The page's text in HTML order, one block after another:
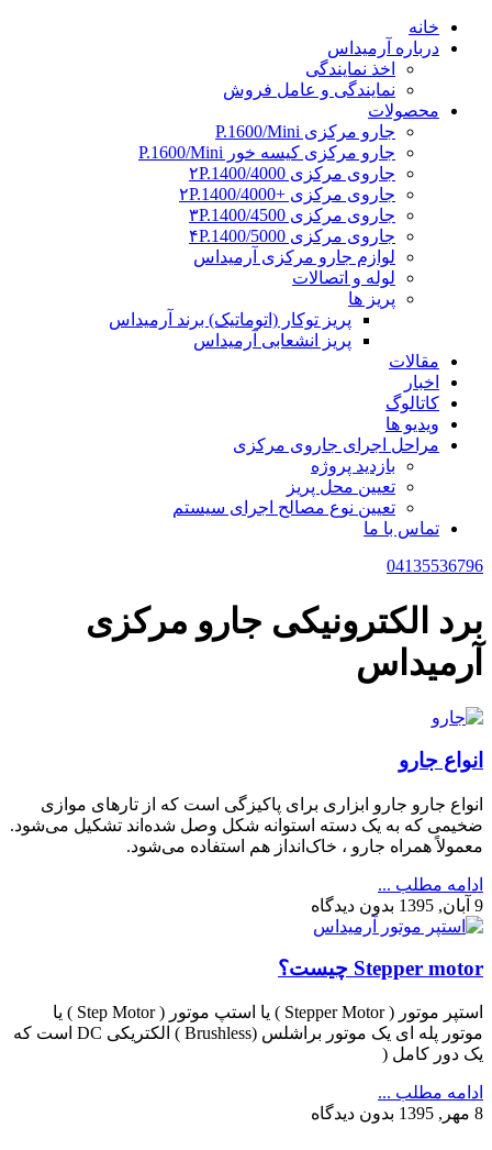
خانه
درباره آرمیداس
اخذ نمایندگی
نمایندگی و عامل فروش
محصولات
جارو مرکزی P.1600/Mini
جارو مرکزی کیسه خور P.1600/Mini
جاروی مرکزی ۲P.1400/4000
جاروی مرکزی +۲P.1400/4000
جاروی مرکزی ۳P.1400/4500
جاروی مرکزی ۴P.1400/5000
لوازم جارو مرکزی آرمیداس
لوله و اتصالات
پریز ها
پریز توکار (اتوماتیک) برند آرمیداس
پریز انشعابی آرمیداس
مقالات
اخبار
کاتالوگ
ویدیو ها
مراحل اجرای جاروی مرکزی
بازدید پروژه
تعیین محل پریز
تعیین نوع مصالح اجرای سیستم
تماس با ما
04135536796
برد الکترونیکی جارو مرکزی
آرمیداس
انواع جارو
انواع جارو جارو ابزاری برای پاکیزگی است که از تارهای موازی
ضخیمی که به یک دسته استوانه شکل وصل شده‌اند تشکیل می‌شود.
معمولاً همراه جارو ، خاک‌انداز هم استفاده می‌شود.
ادامه مطلب ...
9 آبان, 1395
بدون دیدگاه
Stepper motor چیست؟
استپر موتور ( Stepper Motor ) یا استپ موتور ( Step Motor ) یا
موتور پله ای یک موتور براشلس (Brushless ) الکتریکی DC است که
یک دور کامل (
ادامه مطلب ...
8 مهر, 1395
بدون دیدگاه